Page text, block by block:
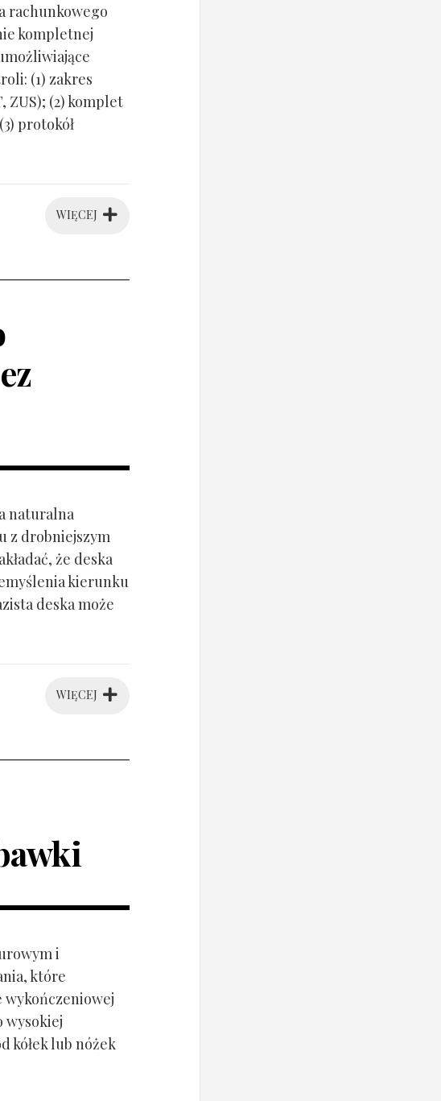
rachunkowego
kompletnej
(1) zakres
ZUS); (2) komplet
protokół
WIĘCEJ
naturalna
z drobniejszym
że deska
kierunku
deska może
WIĘCEJ
i
które
wykończeniowej
wysokiej
kółek lub nóżek